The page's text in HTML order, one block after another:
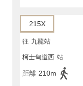
215X
往 九龍站
柯士甸道西 站
距離 210m